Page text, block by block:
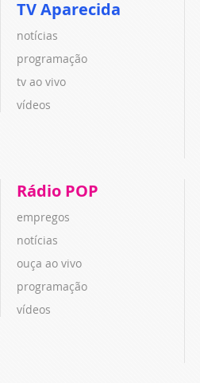
TV Aparecida
notícias
programação
tv ao vivo
vídeos
Rádio POP
empregos
notícias
ouça ao vivo
programação
vídeos